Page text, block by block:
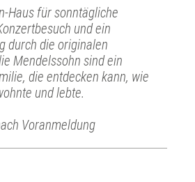
Haus für sonntägliche
und ein
durch die originalen
Mendelssohn sind ein
die entdecken kann, wie
und lebte.
Voranmeldung